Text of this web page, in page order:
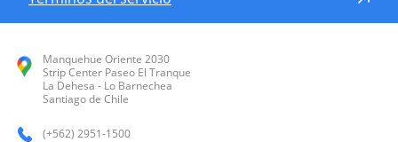
Manquehue Oriente 2030
Strip Center Paseo El Tranque
La Dehesa - Lo Barnechea
Santiago de Chile
(+562) 2951-1500